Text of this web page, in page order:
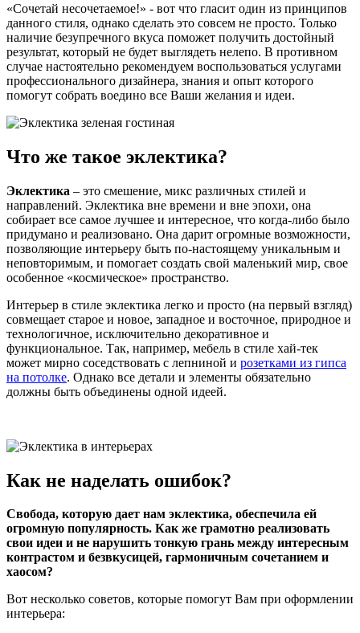
«Сочетай несочетаемое!» - вот что гласит один из принципов
данного стиля, однако сделать это совсем не просто. Только
наличие безупречного вкуса поможет получить достойный
результат, который не будет выглядеть нелепо. В противном
случае настоятельно рекомендуем воспользоваться услугами
профессионального дизайнера, знания и опыт которого
помогут собрать воедино все Ваши желания и идеи.
Что же такое эклектика?
Эклектика – это смешение, микс различных стилей и
направлений. Эклектика вне времени и вне эпохи, она
собирает все самое лучшее и интересное, что когда-либо было
придумано и реализовано. Она дарит огромные возможности,
позволяющие интерьеру быть по-настоящему уникальным и
неповторимым, и помогает создать свой маленький мир, свое
особенное «космическое» пространство.
Интерьер в стиле эклектика легко и просто (на первый взгляд)
совмещает старое и новое, западное и восточное, природное и
технологичное, исключительно декоративное и
функциональное. Так, например, мебель в стиле хай-тек
может мирно соседствовать с лепниной и розетками из гипса
на потолке. Однако все детали и элементы обязательно
должны быть объединены одной идеей.
Как не наделать ошибок?
Свобода, которую дает нам эклектика, обеспечила ей
огромную популярность. Как же грамотно реализовать
свои идеи и не нарушить тонкую грань между интересным
контрастом и безвкусицей, гармоничным сочетанием и
хаосом?
Вот несколько советов, которые помогут Вам при оформлении
интерьера: